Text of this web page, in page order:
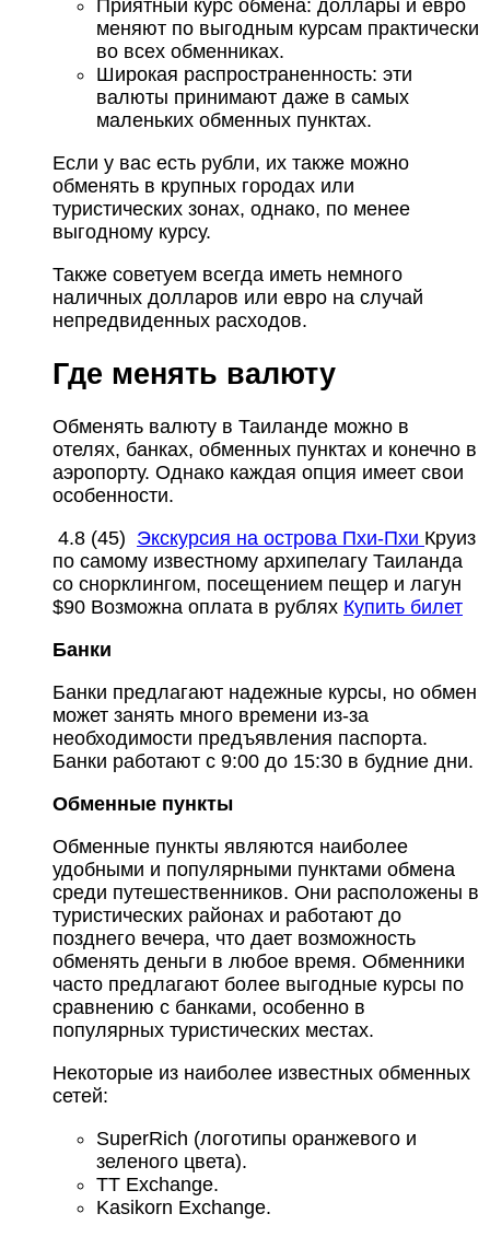
Приятный курс обмена: доллары и евро
меняют по выгодным курсам практически
во всех обменниках.
Широкая распространенность: эти
валюты принимают даже в самых
маленьких обменных пунктах.
Если у вас есть рубли, их также можно
обменять в крупных городах или
туристических зонах, однако, по менее
выгодному курсу.
Также советуем всегда иметь немного
наличных долларов или евро на случай
непредвиденных расходов.
Где менять валюту
Обменять валюту в Таиланде можно в
отелях, банках, обменных пунктах и конечно в
аэропорту. Однако каждая опция имеет свои
особенности.
4.8 (45) Экскурсия на острова Пхи-Пхи Круиз
по самому известному архипелагу Таиланда
со снорклингом, посещением пещер и лагун
$90 Возможна оплата в рублях Купить билет
Банки
Банки предлагают надежные курсы, но обмен
может занять много времени из-за
необходимости предъявления паспорта.
Банки работают с 9:00 до 15:30 в будние дни.
Обменные пункты
Обменные пункты являются наиболее
удобными и популярными пунктами обмена
среди путешественников. Они расположены в
туристических районах и работают до
позднего вечера, что дает возможность
обменять деньги в любое время. Обменники
часто предлагают более выгодные курсы по
сравнению с банками, особенно в
популярных туристических местах.
Некоторые из наиболее известных обменных
сетей:
SuperRich (логотипы оранжевого и
зеленого цвета).
TT Exchange.
Kasikorn Exchange.